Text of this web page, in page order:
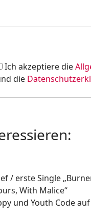
Ich akzeptiere die
die
/ erste Single
With Malice“
und Youth Code